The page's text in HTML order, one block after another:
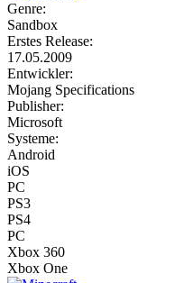
Genre:
Sandbox
Erstes Release:
17.05.2009
Entwickler:
Mojang Specifications
Publisher:
Microsoft
Systeme:
Android
iOS
PC
PS3
PS4
PC
Xbox 360
Xbox One